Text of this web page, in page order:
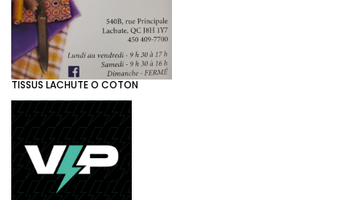
TISSUS LACHUTE O COTON